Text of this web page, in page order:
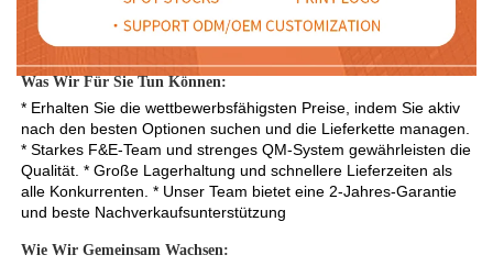
Was Wir Für Sie Tun Können:
* Erhalten Sie die wettbewerbsfähigsten Preise, indem Sie aktiv
* Starkes F&E-Team und strenges QM-System gewährleisten die
Qualität. * Große Lagerhaltung und schnellere Lieferzeiten als
alle Konkurrenten. * Unser Team bietet eine 2-Jahres-Garantie
und beste Nachverkaufsunterstützung
Wie Wir Gemeinsam Wachsen: